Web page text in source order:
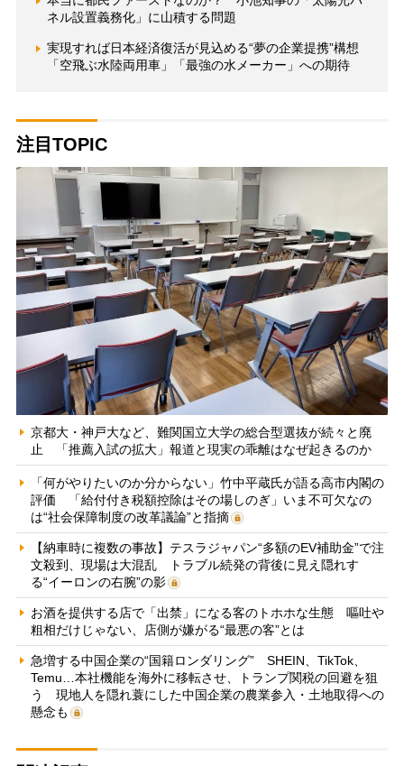
ネル設置義務化」に山積する問題
実現すれば日本経済復活が見込める“夢の企業提携”構想
「空飛ぶ水陸両用車」「最強の水メーカー」への期待
注目TOPIC
京都大・神戸大など、難関国立大学の総合型選抜が続々と廃
止 「推薦入試の拡大」報道と現実の乖離はなぜ起きるのか
「何がやりたいのか分からない」竹中平蔵氏が語る高市内閣の
評価 「給付付き税額控除はその場しのぎ」いま不可欠なの
は“社会保障制度の改革議論”と指摘
【納車時に複数の事故】テスラジャパン“多額のEV補助金”で注
文殺到、現場は大混乱 トラブル続発の背後に見え隠れす
る“イーロンの右腕”の影
お酒を提供する店で「出禁」になる客のトホホな生態 嘔吐や
粗相だけじゃない、店側が嫌がる“最悪の客”とは
急増する中国企業の“国籍ロンダリング” SHEIN、TikTok、
Temu…本社機能を海外に移転させ、トランプ関税の回避を狙
う 現地人を隠れ蓑にした中国企業の農業参入・土地取得への
懸念も